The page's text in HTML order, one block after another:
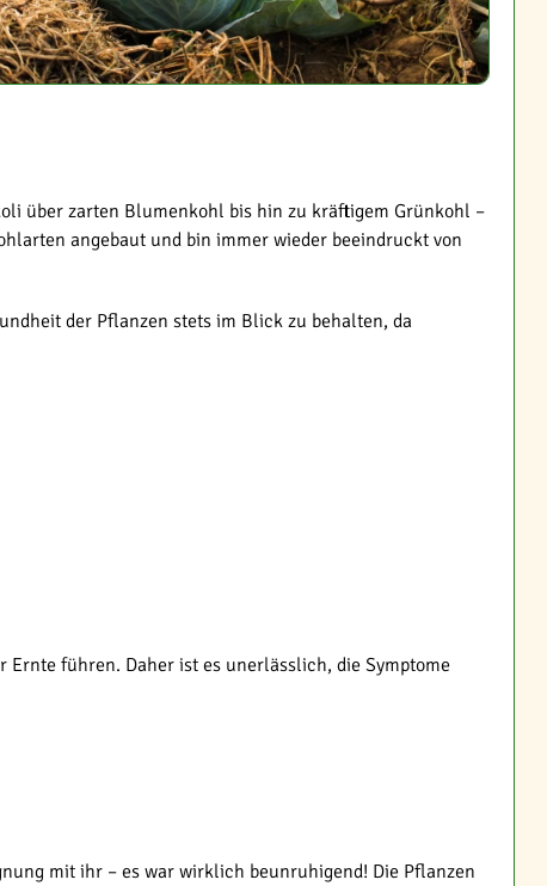
über zarten Blumenkohl bis hin zu kräftigem Grünkohl –
angebaut und bin immer wieder beeindruckt von
der Pflanzen stets im Blick zu behalten, da
führen. Daher ist es unerlässlich, die Symptome
mit ihr – es war wirklich beunruhigend! Die Pflanzen